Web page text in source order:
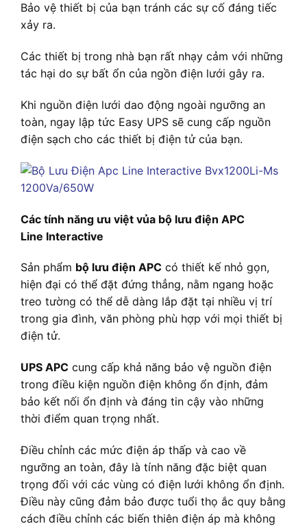
Bảo vệ thiết bị của bạn tránh các sự cố đáng tiếc
xảy ra.
Các thiết bị trong nhà bạn rất nhạy cảm với những
tác hại do sự bất ổn của ngồn điện lưới gây ra.
Khi nguồn điện lưới dao động ngoài ngưỡng an
toàn, ngay lập tức Easy UPS sẽ cung cấp nguồn
điện sạch cho các thiết bị điện tử của bạn.
Các tính năng ưu việt vủa bộ lưu điện APC
Line Interactive
Sản phẩm bộ lưu điện APC có thiết kế nhỏ gọn,
hiện đại có thể đặt đứng thẳng, nằm ngang hoặc
treo tường có thể dễ dàng lắp đặt tại nhiều vị trí
trong gia đình, văn phòng phù hợp với mọi thiết bị
điện tử.
UPS APC cung cấp khả năng bảo vệ nguồn điện
trong điều kiện nguồn điện không ổn định, đảm
bảo kết nối ổn định và đáng tin cậy vào những
thời điểm quan trọng nhất.
Điều chỉnh các mức điện áp thấp và cao về
ngưỡng an toàn, đây là tính năng đặc biệt quan
trọng đối với các vùng có điện lưới không ổn định.
Điều này cũng đảm bảo được tuổi thọ ắc quy bằng
cách điều chỉnh các biến thiên điện áp mà không